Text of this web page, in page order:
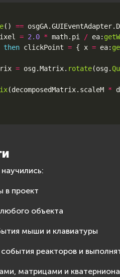
() == osgGA.GUIEventAdapter.
= 2.0 * math.pi / ea:
then clickPoint = { x = ea:
= osg.Matrix. rotate(osg.
(decomposedMatrix. scaleM *
в проект
объекта
мыши и клавиатуры
реакторов и
матрицами и